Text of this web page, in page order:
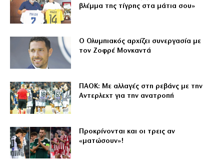
βλέμμα της τίγρης στα μάτια σου»
Ο Ολυμπιακός αρχίζει συνεργασία με
τον Ζοφρέ Μονκαντά
ΠΑΟΚ: Με αλλαγές στη ρεβάνς με την
Αντερλεχτ για την ανατροπή
Προκρίνονται και οι τρεις αν
«ματώσουν»!